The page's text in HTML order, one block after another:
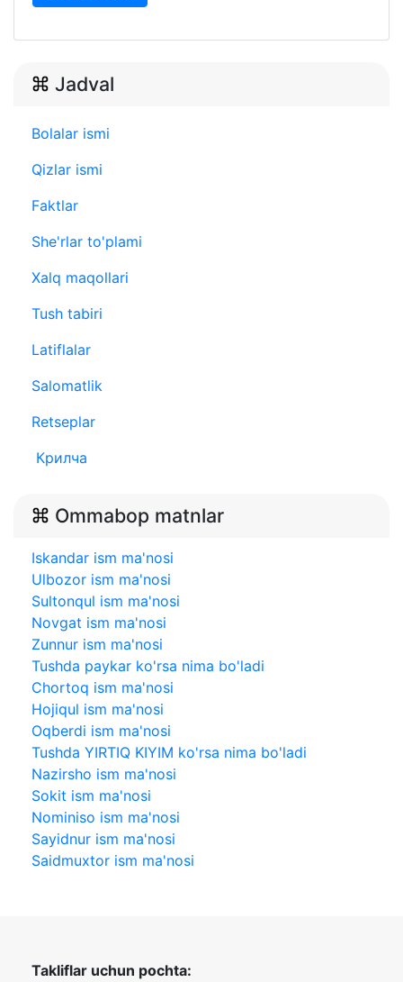
Jadval
Bolalar ismi
Qizlar ismi
Faktlar
She'rlar to'plami
Xalq maqollari
Tush tabiri
Latiflalar
Salomatlik
Retseplar
Крилча
Ommabop matnlar
Iskandar ism ma'nosi
Ulbozor ism ma'nosi
Sultonqul ism ma'nosi
Novgat ism ma'nosi
Zunnur ism ma'nosi
Tushda paykar ko'rsa nima bo'ladi
Chortoq ism ma'nosi
Hojiqul ism ma'nosi
Oqberdi ism ma'nosi
Tushda YIRTIQ KIYIM ko'rsa nima bo'ladi
Nazirsho ism ma'nosi
Sokit ism ma'nosi
Nominiso ism ma'nosi
Sayidnur ism ma'nosi
Saidmuxtor ism ma'nosi
Takliflar uchun pochta: